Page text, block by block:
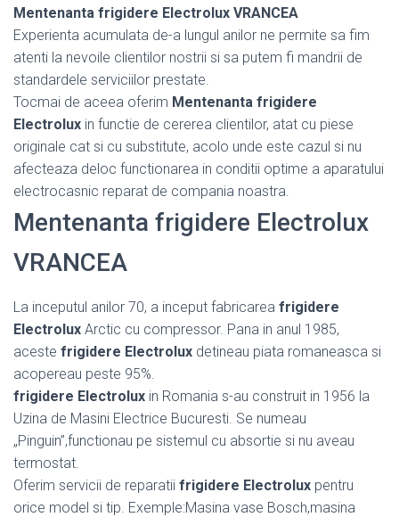
Mentenanta frigidere Electrolux VRANCEA
Experienta acumulata de-a lungul anilor ne permite sa fim
atenti la nevoile clientilor nostrii si sa putem fi mandrii de
standardele serviciilor prestate.
Tocmai de aceea oferim Mentenanta frigidere
Electrolux in functie de cererea clientilor, atat cu piese
originale cat si cu substitute, acolo unde este cazul si nu
afecteaza deloc functionarea in conditii optime a aparatului
electrocasnic reparat de compania noastra.
Mentenanta frigidere Electrolux
VRANCEA
La inceputul anilor 70, a inceput fabricarea frigidere
Electrolux Arctic cu compressor. Pana in anul 1985,
aceste frigidere Electrolux detineau piata romaneasca si
acopereau peste 95%.
frigidere Electrolux in Romania s-au construit in 1956 la
Uzina de Masini Electrice Bucuresti. Se numeau
„Pinguin”,functionau pe sistemul cu absortie si nu aveau
termostat.
Oferim servicii de reparatii frigidere Electrolux pentru
orice model si tip. Exemple:Masina vase Bosch,masina